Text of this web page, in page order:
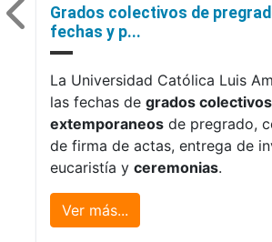
Grados colectivos de
fechas y p...
La Universidad Católica Luis
las fechas de grados colectivos
extemporaneos de pregrado,
de firma de actas, entrega de
eucaristía y ceremonias.
Ver más...